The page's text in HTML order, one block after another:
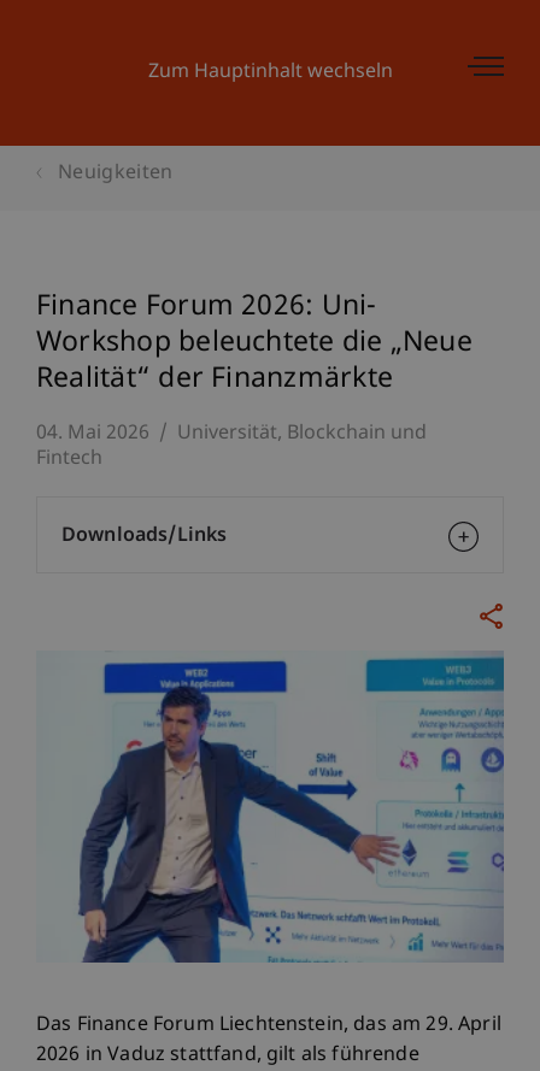
Zum Hauptinhalt wechseln
Neuigkeiten
Finance Forum 2026: Uni-
Workshop beleuchtete die „Neue
Realität“ der Finanzmärkte
04. Mai 2026 Universität Blockchain und
Fintech
Das Finance Forum Liechtenstein, das am 29. April
2026 in Vaduz stattfand, gilt als führende
Downloads/Links